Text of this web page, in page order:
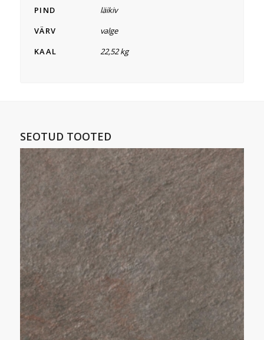
PIND
läikiv
VÄRV
valge
KAAL
22,52 kg
SEOTUD TOOTED